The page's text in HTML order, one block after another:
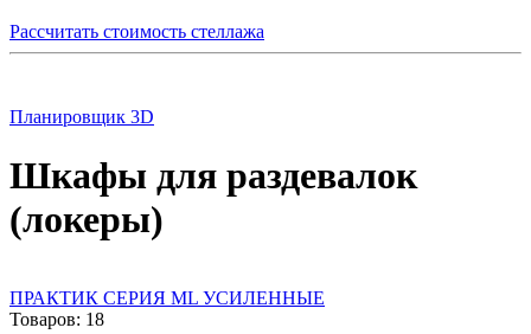
Рассчитать стоимость стеллажа
Планировщик 3D
Шкафы для раздевалок
(локеры)
ПРАКТИК СЕРИЯ ML УСИЛЕННЫЕ
Товаров: 18